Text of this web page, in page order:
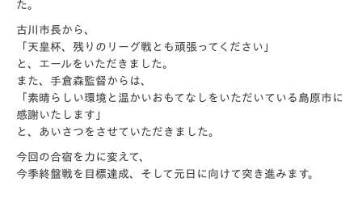
た。
古川市長から、
「天皇杯、残りのリーグ戦とも頑張ってください」
と、エールをいただきました。
また、手倉森監督からは、
「素晴らしい環境と温かいおもてなしをいただいている島原市に
感謝いたします」
と、あいさつをさせていただきました。
今回の合宿を力に変えて、
今季終盤戦を目標達成、そして元日に向けて突き進みます。